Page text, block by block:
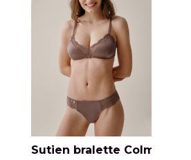
Sutien bralette Colmar